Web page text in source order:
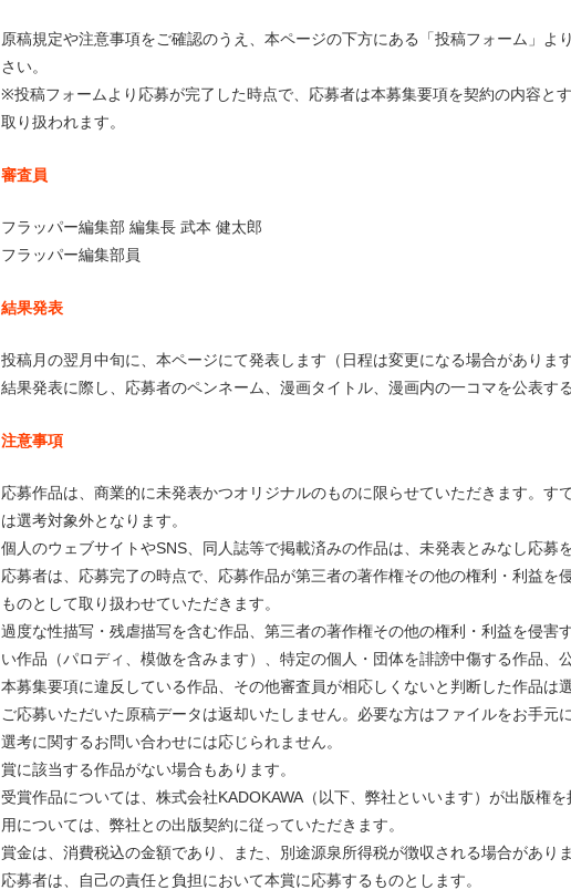
原稿規定や注意事項をご確認のうえ、本ページの下方にある「投稿フォーム」よ
さい。
※投稿フォームより応募が完了した時点で、応募者は本募集要項を契約の内容と
取り扱われます。
審査員
フラッパー編集部 編集長 武本 健太郎
フラッパー編集部員
結果発表
投稿月の翌月中旬に、本ページにて発表します（日程は変更になる場合があります
結果発表に際し、応募者のペンネーム、漫画タイトル、漫画内の一コマを公表す
注意事項
応募作品は、商業的に未発表かつオリジナルのものに限らせていただきます。す
は選考対象外となります。
個人のウェブサイトやSNS、同人誌等で掲載済みの作品は、未発表とみなし応募
応募者は、応募完了の時点で、応募作品が第三者の著作権その他の権利・利益を
ものとして取り扱わせていただきます。
過度な性描写・残虐描写を含む作品、第三者の著作権その他の権利・利益を侵害
い作品（パロディ、模倣を含みます）、特定の個人・団体を誹謗中傷する作品、
本募集要項に違反している作品、その他審査員が相応しくないと判断した作品は
ご応募いただいた原稿データは返却いたしません。必要な方はファイルをお手元
選考に関するお問い合わせには応じられません。
賞に該当する作品がない場合もあります。
受賞作品については、株式会社KADOKAWA（以下、弊社といいます）が出版権
用については、弊社との出版契約に従っていただきます。
賞金は、消費税込の金額であり、また、別途源泉所得税が徴収される場合がありま
応募者は、自己の責任と負担において本賞に応募するものとします。